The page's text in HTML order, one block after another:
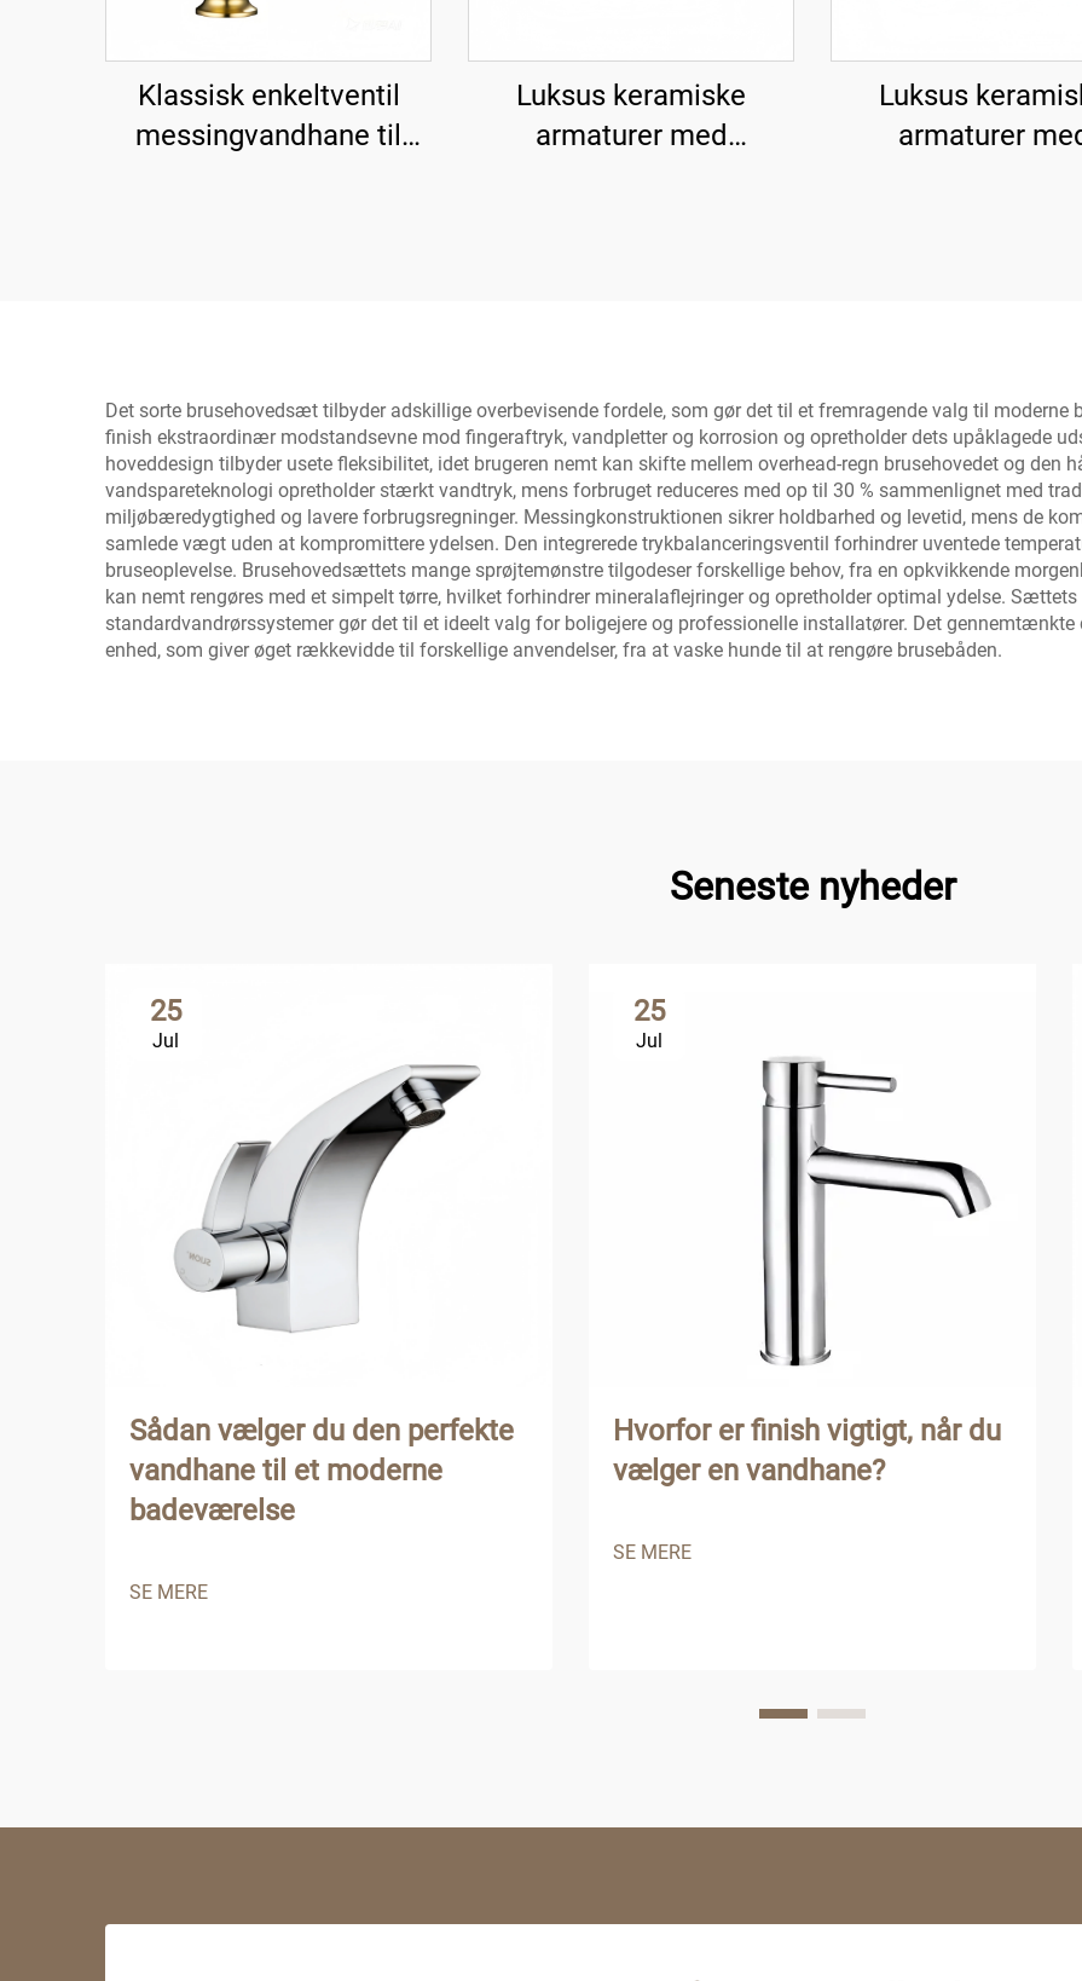
Klassisk enkeltventil
messingvandhane til
Luksus keramiske
armaturer med
Luksus
armaturer
Det sorte brusehovedsæt tilbyder adskillige overbevisende fordele, som gør det til et fremragende valg til moderne
finish ekstraordinær modstandsevne mod fingeraftryk, vandpletter og korrosion og opretholder dets upåklagede
hoveddesign tilbyder usete fleksibilitet, idet brugeren nemt kan skifte mellem overhead-regn brusehovedet og den
vandspareteknologi opretholder stærkt vandtryk, mens forbruget reduceres med op til 30 % sammenlignet med
miljøbæredygtighed og lavere forbrugsregninger. Messingkonstruktionen sikrer holdbarhed og levetid, mens de
samlede vægt uden at kompromittere ydelsen. Den integrerede trykbalanceringsventil forhindrer uventede
bruseoplevelse. Brusehovedsættets mange sprøjtemønstre tilgodeser forskellige behov, fra en opkvikkende
kan nemt rengøres med et simpelt tørre, hvilket forhindrer mineralaflejringer og opretholder optimal ydelse.
standardvandrørssystemer gør det til et ideelt valg for boligejere og professionelle installatører. Det
enhed, som giver øget rækkevidde til forskellige anvendelser, fra at vaske hunde til at rengøre brusebåden.
Seneste nyheder
25
Jul
Sådan vælger du den perfekte
vandhane til et moderne
badeværelse
SE MERE
25
Jul
Hvorfor er finish vigtigt, når du
vælger en vandhane?
SE MERE